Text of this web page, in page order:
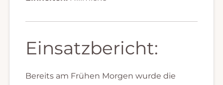
Einsatzbericht:
Bereits am Frühen Morgen wurde die